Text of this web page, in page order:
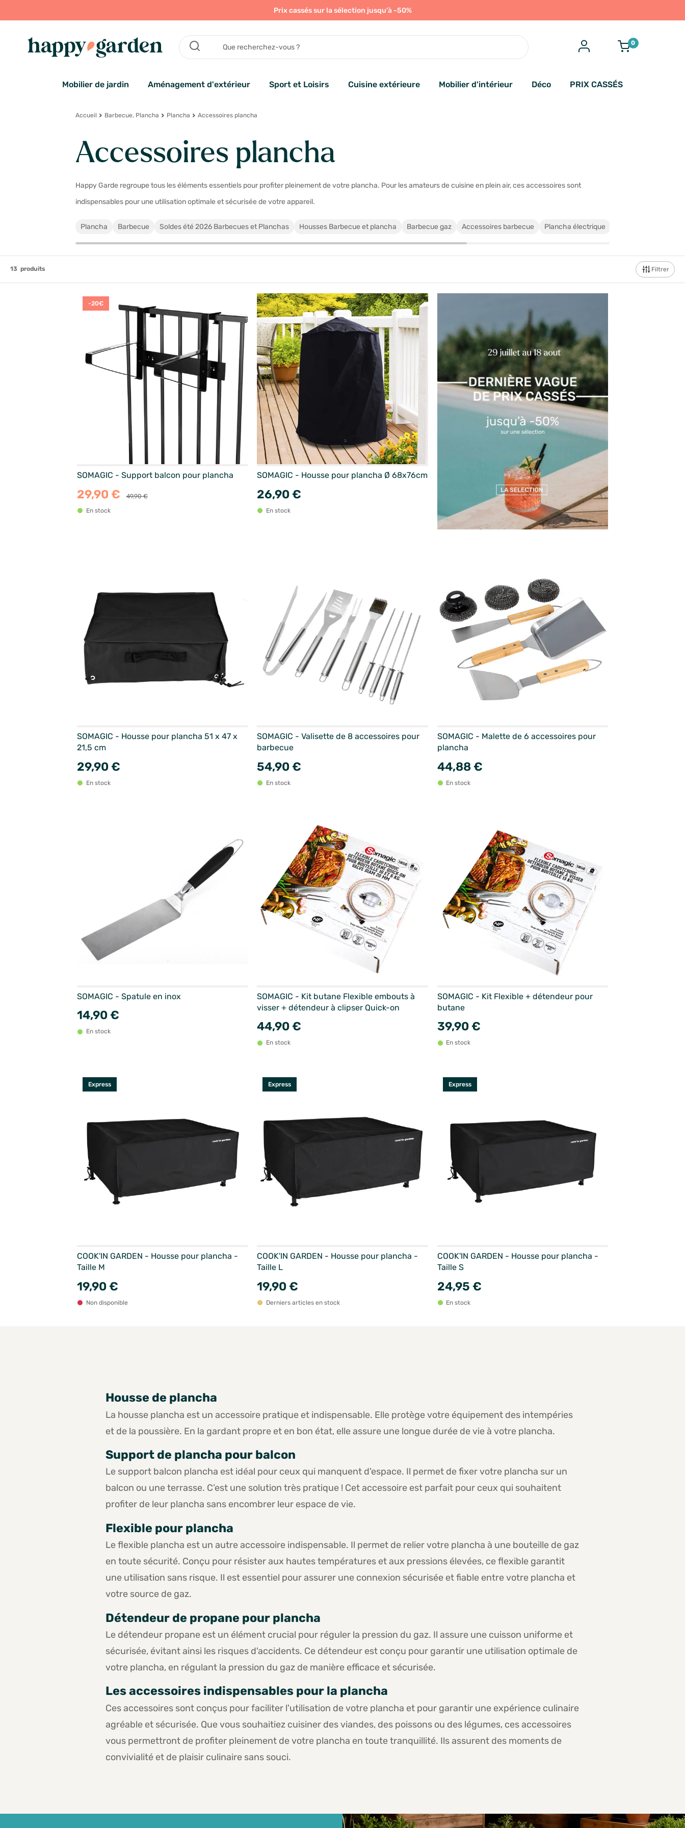
Prix cassés sur la sélection jusqu'à -50%
0
Mobilier de jardin Aménagement d'extérieur Sport et Loisirs Cuisine extérieure Mobilier d'intérieur Déco PRIX CASSÉS
Accueil Barbecue, Plancha Plancha Accessoires plancha
Accessoires plancha
Happy Garde regroupe tous les éléments essentiels pour profiter pleinement de votre plancha. Pour les amateurs de cuisine en plein air, ces accessoires sont
indispensables pour une utilisation optimale et sécurisée de votre appareil.
Plancha Barbecue Soldes été 2026 Barbecues et Planchas Housses Barbecue et plancha Barbecue gaz Accessoires barbecue Plancha électrique
13 produits Filtrer
-20€
SOMAGIC - Support balcon pour plancha
29,90 €
49,90 €
En stock
SOMAGIC - Housse pour plancha Ø 68x76cm
26,90 €
En stock
SOMAGIC - Housse pour plancha 51 x 47 x
21,5 cm
29,90 €
En stock
SOMAGIC - Valisette de 8 accessoires pour
barbecue
54,90 €
En stock
SOMAGIC - Malette de 6 accessoires pour
plancha
44,88 €
En stock
SOMAGIC - Spatule en inox
14,90 €
En stock
SOMAGIC - Kit butane Flexible embouts à
visser + détendeur à clipser Quick-on
44,90 €
En stock
SOMAGIC - Kit Flexible + détendeur pour
butane
39,90 €
En stock
Express
COOK'IN GARDEN - Housse pour plancha -
Taille M
19,90 €
Non disponible
Express
COOK'IN GARDEN - Housse pour plancha -
Taille L
19,90 €
Derniers articles en stock
Express
COOK'IN GARDEN - Housse pour plancha -
Taille S
24,95 €
En stock
Housse de plancha
La housse plancha est un accessoire pratique et indispensable. Elle protège votre équipement des intempéries
et de la poussière. En la gardant propre et en bon état, elle assure une longue durée de vie à votre plancha.
Support de plancha pour balcon
Le support balcon plancha est idéal pour ceux qui manquent d'espace. Il permet de fixer votre plancha sur un
balcon ou une terrasse. C’est une solution très pratique ! Cet accessoire est parfait pour ceux qui souhaitent
profiter de leur plancha sans encombrer leur espace de vie.
Flexible pour plancha
Le flexible plancha est un autre accessoire indispensable. Il permet de relier votre plancha à une bouteille de gaz
en toute sécurité. Conçu pour résister aux hautes températures et aux pressions élevées, ce flexible garantit
une utilisation sans risque. Il est essentiel pour assurer une connexion sécurisée et fiable entre votre plancha et
votre source de gaz.
Détendeur de propane pour plancha
Le détendeur propane est un élément crucial pour réguler la pression du gaz. Il assure une cuisson uniforme et
sécurisée, évitant ainsi les risques d'accidents. Ce détendeur est conçu pour garantir une utilisation optimale de
votre plancha, en régulant la pression du gaz de manière efficace et sécurisée.
Les accessoires indispensables pour la plancha
Ces accessoires sont conçus pour faciliter l'utilisation de votre plancha et pour garantir une expérience culinaire
agréable et sécurisée. Que vous souhaitiez cuisiner des viandes, des poissons ou des légumes, ces accessoires
vous permettront de profiter pleinement de votre plancha en toute tranquillité. Ils assurent des moments de
convivialité et de plaisir culinaire sans souci.